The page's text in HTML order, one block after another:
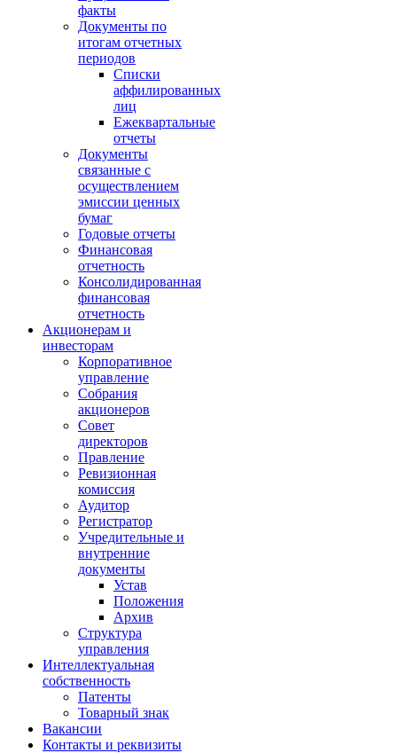
факты
Документы по
итогам отчетных
периодов
Списки
аффилированных
лиц
Ежеквартальные
отчеты
Документы
связанные с
осуществлением
эмиссии ценных
бумаг
Годовые отчеты
Финансовая
отчетность
Консолидированная
финансовая
отчетность
Акционерам и
инвесторам
Корпоративное
управление
Собрания
акционеров
Совет
директоров
Правление
Ревизионная
комиссия
Аудитор
Регистратор
Учредительные и
внутренние
документы
Устав
Положения
Архив
Структура
управления
Интеллектуальная
собственность
Патенты
Товарный знак
Вакансии
Контакты и реквизиты